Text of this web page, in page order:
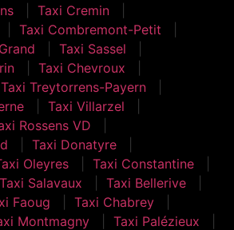
Taxi Cremin
Taxi Combremont-Petit
Taxi Sassel
Taxi Chevroux
Taxi Treytorrens-Payern
Taxi Villarzel
Rossens VD
Taxi Donatyre
Oleyres
Taxi Constantine
Taxi Salavaux
Taxi Bellerive
Faoug
Taxi Chabrey
Montmagny
Taxi Palézieux